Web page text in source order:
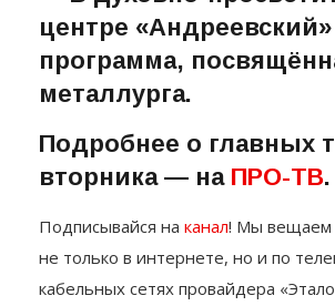
центре
программа,
металлурга.
Подробнее о главных
вторника — на ПРО-ТВ.
Подписывайся на канал! Мы вещаем
не только в интернете, но и по
кабельных сетях провайдера